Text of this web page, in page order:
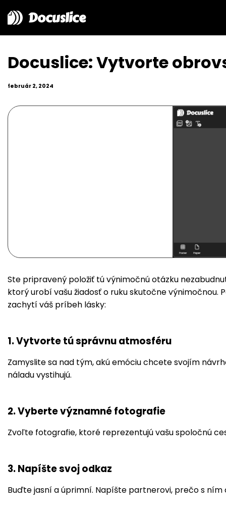
Docuslice
Docuslice: Vytvorte
február 2, 2024
Ste pripravený položiť tú výnimočnú otázku
ktorý urobí vašu žiadosť o ruku skutočne
zachytí váš príbeh lásky:
1. Vytvorte tú správnu atmosféru
Zamyslite sa nad tým, akú emóciu chcete svojím
náladu vystihujú.
2. Vyberte významné fotografie
Zvoľte fotografie, ktoré reprezentujú vašu spoločnú
3. Napíšte svoj odkaz
Buďte jasní a úprimní. Napíšte partnerovi, prečo s